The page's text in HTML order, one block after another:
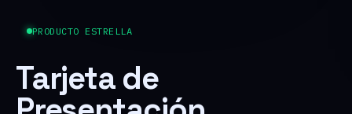
PRODUCTO ESTRELLA
Tarjeta de